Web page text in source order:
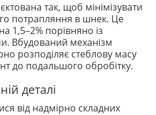
так, щоб мінімізувати
потрапляння в шнек. Це
1,5–2% порівняно із
Вбудований механізм
розподіляє стеблову масу
до подальшого обробітку.
деталі
від надмірно складних